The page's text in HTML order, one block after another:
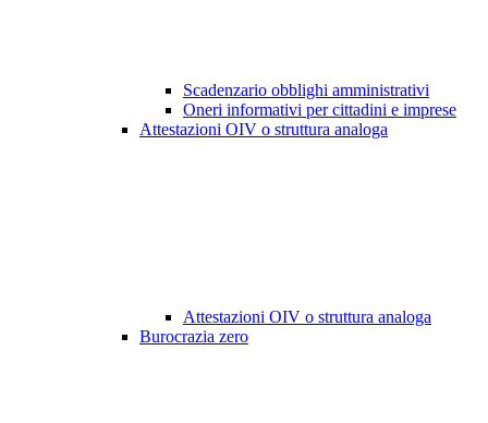
Scadenzario obblighi amministrativi
Oneri informativi per cittadini e imprese
Attestazioni OIV o struttura analoga
Attestazioni OIV o struttura analoga
Burocrazia zero